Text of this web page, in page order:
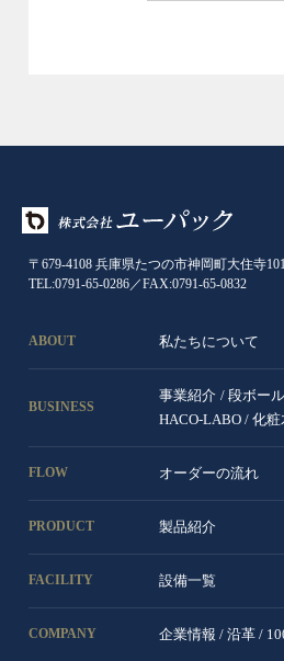
〒679-4108 兵庫県たつの市神岡町大住寺
TEL:0791-65-0286／FAX:0791-65-0832
ABOUT 私たちについて
BUSINESS
事業紹介 / 段ボー
HACO-LABO / 化粧
FLOW オーダーの流れ
PRODUCT 製品紹介
FACILITY 設備一覧
COMPANY 企業情報 / 沿革 /